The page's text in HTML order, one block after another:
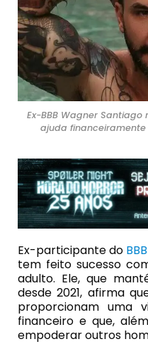
Ex-BBB Wagner
ajuda
Ex-participante do BBB
tem feito sucesso
adulto. Ele, que
desde 2021, afirma
proporcionam uma
financeiro e que,
empoderar outros